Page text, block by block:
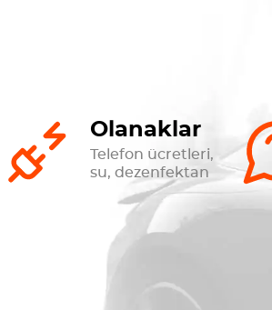
Olanaklar
Telefon ücretleri,
su, dezenfektan